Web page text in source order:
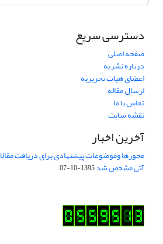
دسترسی سریع
صفحه اصلی
درباره نشریه
اعضای هیات تحریریه
ارسال مقاله
تماس با ما
نقشه سایت
آخرین اخبار
محورها وموضوعات پیشنهادی برای دریافت
آتی مشخص شد1395-10-07